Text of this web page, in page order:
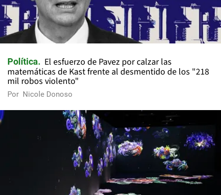
Política
El esfuerzo de Pavez por calzar las
matemáticas de Kast frente al desmentido de los "218
mil robos violento"
Por Nicole Donoso